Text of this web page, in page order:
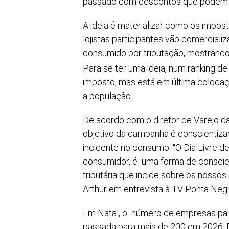
A ideia é materializar como os
lojistas participantes vão
consumido por tributação,
Para se ter uma ideia, num ranking
imposto, mas está em última
a população.
De acordo com o diretor de Varejo
objetivo da campanha é
incidente no consumo. “O Dia Livre
consumidor, é uma forma de
tributária que incide sobre os
Arthur em entrevista à TV Ponta
Em Natal, o número de empresas
passada para mais de 200 em